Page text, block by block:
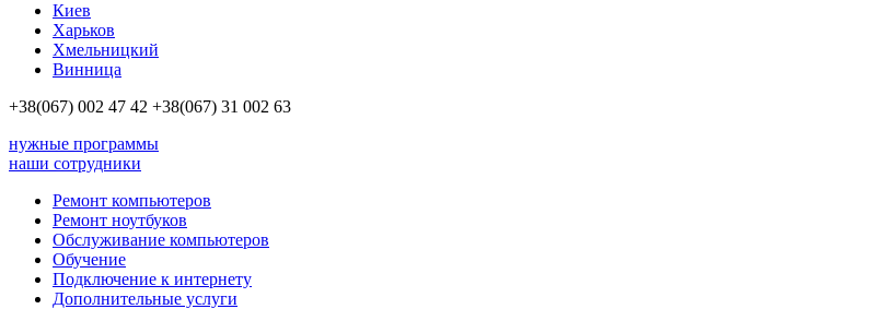
Киев
Харьков
Хмельницкий
Винница
+38(067) 002 47 42 +38(067) 31 002 63
нужные программы
наши сотрудники
Ремонт компьютеров
Ремонт ноутбуков
Обслуживание компьютеров
Обучение
Подключение к интернету
Дополнительные услуги